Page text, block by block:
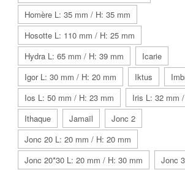
Homère L: 35 mm / H: 35 mm
Hosotte L: 110 mm / H: 25 mm
Hydra L: 65 mm / H: 39 mm
Icarie
Igor L: 30 mm / H: 20 mm
Iktus
Ios L: 50 mm / H: 23 mm
Iris L: 32 mm
Ithaque
Jamaïl
Jonc 2
Jonc 20 L: 20 mm / H: 20 mm
Jonc 20*30 L: 20 mm / H: 30 mm
Jonc 3